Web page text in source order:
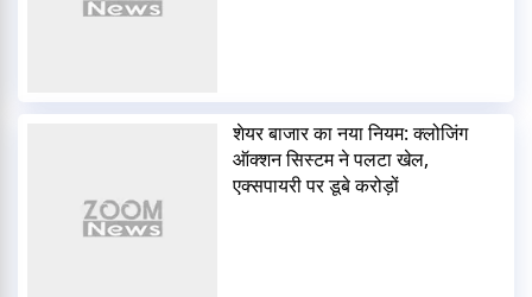
शेयर बाजार का नया नियम: क्लोजिंग
ऑक्शन सिस्टम ने पलटा खेल,
एक्सपायरी पर डूबे करोड़ों